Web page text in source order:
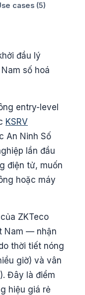
cases (5)
đầu lý
số hoá
entry-level
KSRV
An Ninh Số
lần đầu
điện tử, muốn
hoặc máy
ZKTeco
Nam — nhận
thời tiết nóng
giờ) và vân
Đây là điểm
hiệu giá rẻ